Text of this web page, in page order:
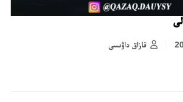
قازاق داۋىسى